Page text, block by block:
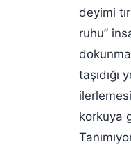
deyimi
ruhu”
korkuya